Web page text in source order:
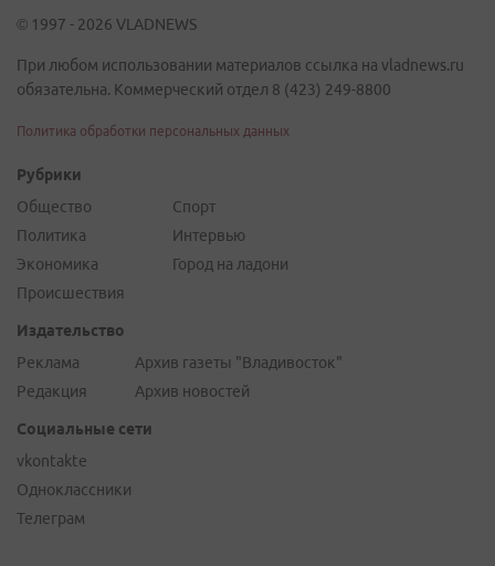
© 1997 - 2026 VLADNEWS
При любом использовании материалов ссылка на vladnews.ru
обязательна. Коммерческий отдел 8 (423) 249-8800
Политика обработки персональных данных
Рубрики
Общество
Политика
Экономика
Происшествия
Спорт
Интервью
Город на ладони
Издательство
Реклама
Редакция
Архив газеты "Владивосток"
Архив новостей
Социальные сети
vkontakte
Одноклассники
Телеграм